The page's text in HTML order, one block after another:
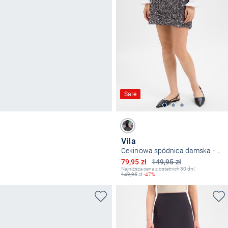
Sale
Vila
149,95 zł
Obniżona cena
79,95 zł
Najniższa cena z ostatnich 30 dni:
149,95zł-47%